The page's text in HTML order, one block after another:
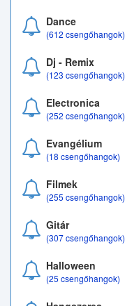
Dance
(612 csengőhangok)
Dj - Remix
(123 csengőhangok)
Electronica
(252 csengőhangok)
Evangélium
(18 csengőhangok)
Filmek
(255 csengőhangok)
Gitár
(307 csengőhangok)
Halloween
(25 csengőhangok)